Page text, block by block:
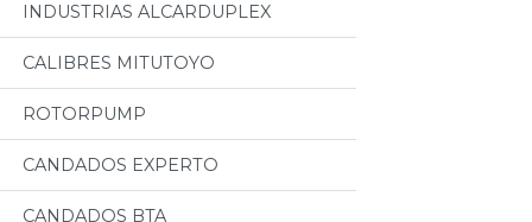
INDUSTRIAS ALCARDUPLEX
CALIBRES MITUTOYO
ROTORPUMP
CANDADOS EXPERTO
CANDADOS BTA